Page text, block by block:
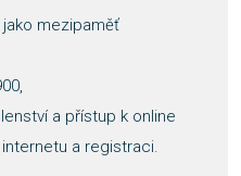
mezipaměť
a přístup k online
a registraci.